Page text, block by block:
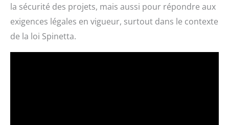
la sécurité des projets, mais aussi pour répondre aux
exigences légales en vigueur, surtout dans le contexte
de la loi Spinetta.